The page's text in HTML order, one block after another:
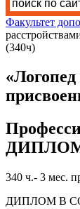
Факультет
(340ч)
340 ч.- 3 мес.
ДИПЛОМ В